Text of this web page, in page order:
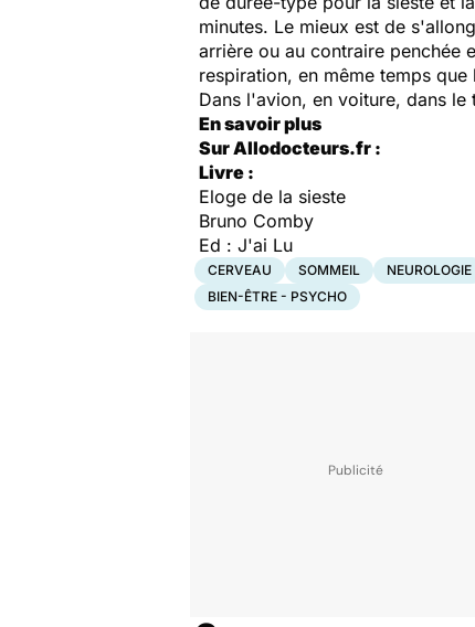
minutes. Le mieux est de
arrière ou au contraire penchée
respiration, en même temps
Dans l'avion, en voiture, dans
En savoir plus
Sur Allodocteurs.fr :
Livre :
Eloge de la sieste
Bruno Comby
Ed : J'ai Lu
CERVEAU SOMMEIL NEUROLOGIE
BIEN-ÊTRE - PSYCHO